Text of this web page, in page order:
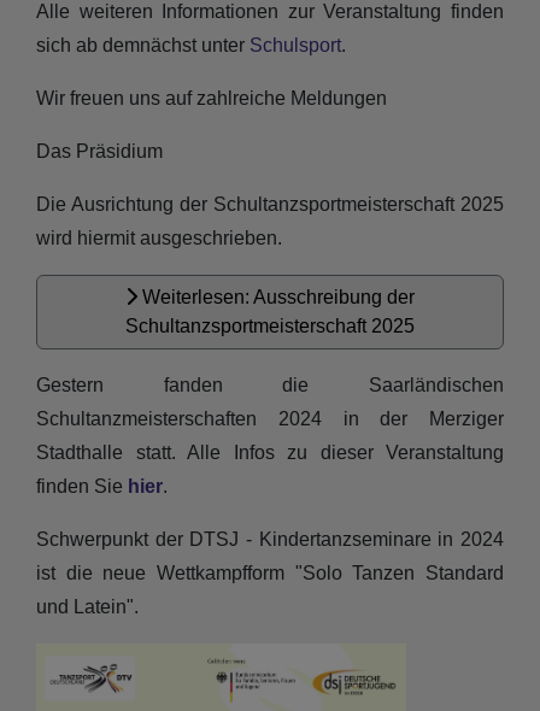
Alle weiteren Informationen zur Veranstaltung finden
sich ab demnächst unter Schulsport.
Wir freuen uns auf zahlreiche Meldungen
Das Präsidium
Die Ausrichtung der Schultanzsportmeisterschaft 2025
wird hiermit ausgeschrieben.
Weiterlesen: Ausschreibung der
Schultanzsportmeisterschaft 2025
Gestern fanden die Saarländischen
Schultanzmeisterschaften 2024 in der Merziger
Stadthalle statt. Alle Infos zu dieser Veranstaltung
finden Sie hier.
Schwerpunkt der DTSJ - Kindertanzseminare in 2024
ist die neue Wettkampfform "Solo Tanzen Standard
und Latein".